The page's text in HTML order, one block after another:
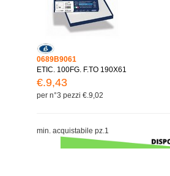
0689B9061
ETIC. 100FG. F.TO 190X61
€.9,43
per n°3 pezzi €.9,02
min. acquistabile pz.1